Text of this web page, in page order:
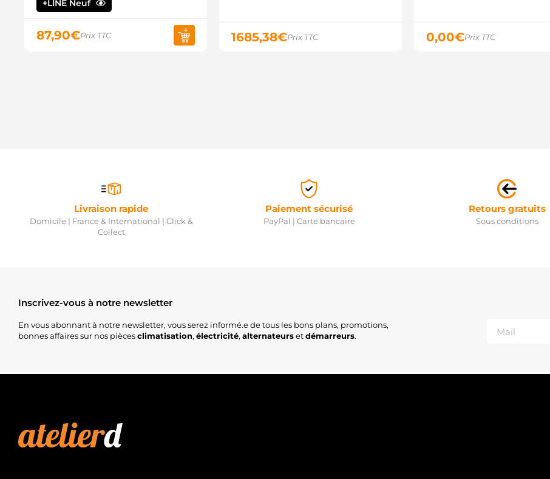
+LINE Neuf
87,90€Prix TTC 1685,38€Prix TTC 0,00€Prix TTC
Livraison rapide
Domicile | France & International | Click &
Collect
Paiement sécurisé
PayPal | Carte bancaire
Retours gratuits
Sous conditions
Inscrivez-vous à notre newsletter
En vous abonnant à notre newsletter, vous serez informé.e de tous les bons plans, promotions,
bonnes affaires sur nos piècesclimatisation, électricité, alternateursetdémarreurs.